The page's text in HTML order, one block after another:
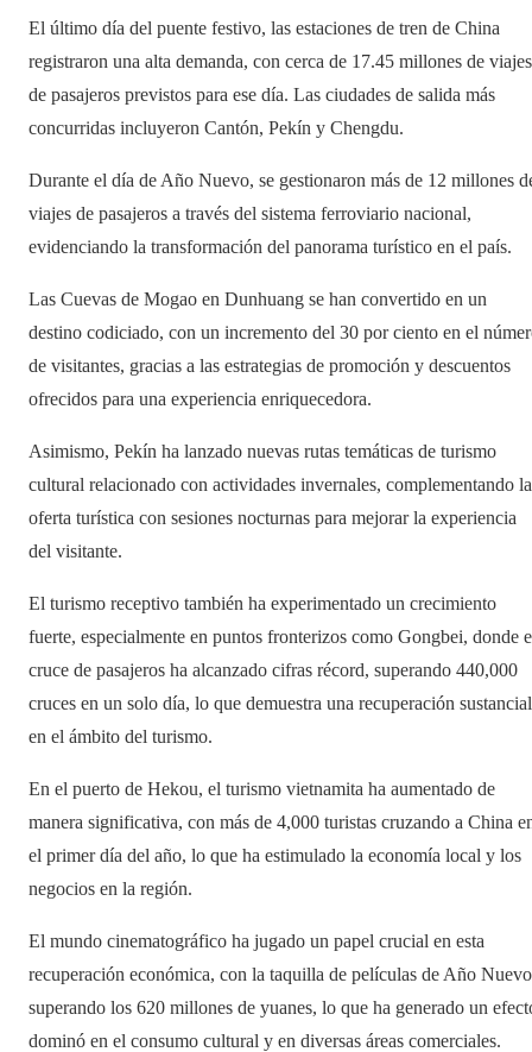
El último día del puente festivo, las estaciones de tren de China
registraron una alta demanda, con cerca de 17.45 millones de viajes
de pasajeros previstos para ese día. Las ciudades de salida más
concurridas incluyeron Cantón, Pekín y Chengdu.
Durante el día de Año Nuevo, se gestionaron más de 12 millones
viajes de pasajeros a través del sistema ferroviario nacional,
evidenciando la transformación del panorama turístico en el país.
Las Cuevas de Mogao en Dunhuang se han convertido en un
destino codiciado, con un incremento del 30 por ciento en el
de visitantes, gracias a las estrategias de promoción y descuentos
ofrecidos para una experiencia enriquecedora.
Asimismo, Pekín ha lanzado nuevas rutas temáticas de turismo
cultural relacionado con actividades invernales, complementando la
oferta turística con sesiones nocturnas para mejorar la experiencia
del visitante.
El turismo receptivo también ha experimentado un crecimiento
fuerte, especialmente en puntos fronterizos como Gongbei, donde
cruce de pasajeros ha alcanzado cifras récord, superando 440,000
cruces en un solo día, lo que demuestra una recuperación sustancial
en el ámbito del turismo.
En el puerto de Hekou, el turismo vietnamita ha aumentado de
manera significativa, con más de 4,000 turistas cruzando a China
el primer día del año, lo que ha estimulado la economía local y los
negocios en la región.
El mundo cinematográfico ha jugado un papel crucial en esta
recuperación económica, con la taquilla de películas de Año Nuevo
superando los 620 millones de yuanes, lo que ha generado un
dominó en el consumo cultural y en diversas áreas comerciales.